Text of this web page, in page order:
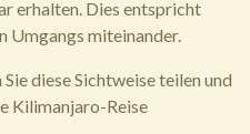
erhalten. Dies entspricht
Umgangs miteinander.
diese Sichtweise teilen und
Kilimanjaro-Reise